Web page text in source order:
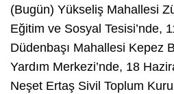
(Bugün) Yükseliş Mahallesi
Eğitim ve Sosyal Tesisi’nde,
Düdenbaşı Mahallesi Kepez
Yardım Merkezi’nde, 18
Neşet Ertaş Sivil Toplum